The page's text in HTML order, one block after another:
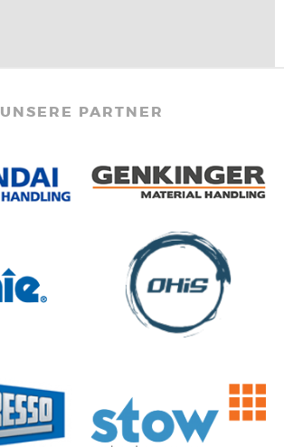
UNSERE PARTNER